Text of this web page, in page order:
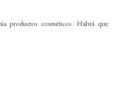
productos cosméticos. Habrá que